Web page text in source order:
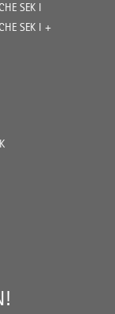
SEK I
SEK I +